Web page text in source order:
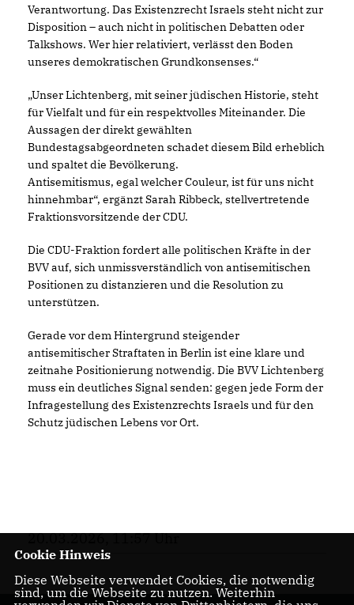
Verantwortung. Das Existenzrecht Israels steht nicht zur
Disposition – auch nicht in politischen Debatten oder
Talkshows. Wer hier relativiert, verlässt den Boden
unseres demokratischen Grundkonsenses.“
Unser Lichtenberg, mit seiner jüdischen Historie, steht
für Vielfalt und für ein respektvolles Miteinander. Die
Aussagen der direkt gewählten
Bundestagsabgeordneten schadet diesem Bild erheblich
und spaltet die Bevölkerung.
Antisemitismus, egal welcher Couleur, ist für uns nicht
hinnehmbar“, ergänzt Sarah Ribbeck, stellvertretende
Fraktionsvorsitzende der CDU.
Die CDU-Fraktion fordert alle politischen Kräfte in der
BVV auf, sich unmissverständlich von antisemitischen
Positionen zu distanzieren und die Resolution zu
unterstützen.
Gerade vor dem Hintergrund steigender
antisemitischer Straftaten in Berlin ist eine klare und
zeitnahe Positionierung notwendig. Die BVV Lichtenberg
muss ein deutliches Signal senden: gegen jede Form der
Infragestellung des Existenzrechts Israels und für den
Schutz jüdischen Lebens vor Ort.
20.03.2026, 11:57 Uhr
Cookie Hinweis
Diese Webseite verwendet Cookies, die notwendig
sind, um die Webseite zu nutzen. Weiterhin